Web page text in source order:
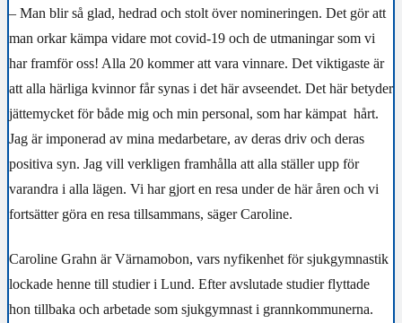
– Man blir så glad, hedrad och stolt över nomineringen. Det gör att
man orkar kämpa vidare mot covid-19 och de utmaningar som vi
har framför oss! Alla 20 kommer att vara vinnare. Det viktigaste är
att alla härliga kvinnor får synas i det här avseendet. Det här betyder
jättemycket för både mig och min personal, som har kämpat hårt.
Jag är imponerad av mina medarbetare, av deras driv och deras
positiva syn. Jag vill verkligen framhålla att alla ställer upp för
varandra i alla lägen. Vi har gjort en resa under de här åren och vi
fortsätter göra en resa tillsammans, säger Caroline.
Caroline Grahn är Värnamobon, vars nyfikenhet för sjukgymnastik
lockade henne till studier i Lund. Efter avslutade studier flyttade
hon tillbaka och arbetade som sjukgymnast i grannkommunerna.